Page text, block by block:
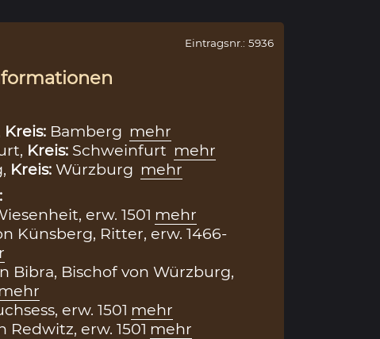
Eintragsnr.: 5936
Kreis: Bamberg mehr
Kreis: Schweinfurt mehr
Kreis: Würzburg mehr
erw. 1501 mehr
Künsberg, Ritter, erw. 1466-
Bibra, Bischof von Würzburg,
mehr
erw. 1501 mehr
Redwitz, erw. 1501 mehr